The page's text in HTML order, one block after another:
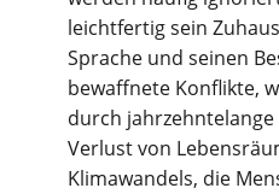
leichtfertig sein
Sprache und seinen
bewaffnete Konflikte,
durch
Verlust von
Klimawandels, die